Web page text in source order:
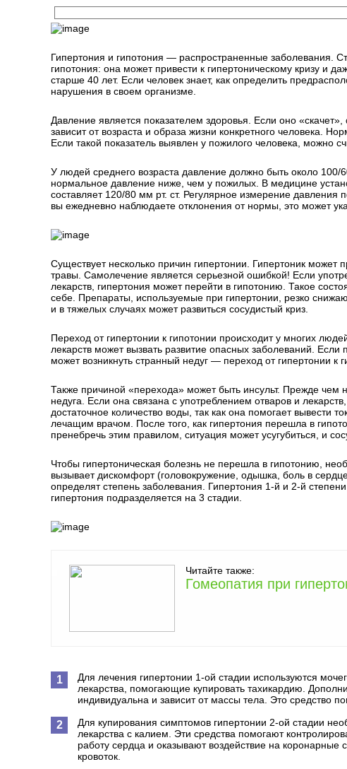
Гипертония и гипотония — распространенные заболевания.
гипотония: она может привести к гипертоническому кризу и
старше 40 лет. Если человек знает, как определить
нарушения в своем организме.
Давление является показателем здоровья. Если оно
зависит от возраста и образа жизни конкретного человека.
Если такой показатель выявлен у пожилого человека, можно
У людей среднего возраста давление должно быть около
нормальное давление ниже, чем у пожилых. В медицине
составляет 120/80 мм рт. ст. Регулярное измерение
вы ежедневно наблюдаете отклонения от нормы, это может
Существует несколько причин гипертонии. Гипертоник
травы. Самолечение является серьезной ошибкой! Если
лекарств, гипертония может перейти в гипотонию. Такое
себе. Препараты, используемые при гипертонии, резко
и в тяжелых случаях может развиться сосудистый криз.
Переход от гипертонии к гипотонии происходит у многих
лекарств может вызвать развитие опасных заболеваний.
может возникнуть странный недуг — переход от гипертонии к
Также причиной «перехода» может быть инсульт. Прежде чем
недуга. Если она связана с употреблением отваров и
достаточное количество воды, так как она помогает
лечащим врачом. После того, как гипертония перешла в
пренебречь этим правилом, ситуация может усугубиться, и
Чтобы гипертоническая болезнь не перешла в гипотонию,
вызывает дискомфорт (головокружение, одышка, боль в
определят степень заболевания. Гипертония 1-й и 2-й
гипертония подразделяется на 3 стадии.
Читайте также:
Гомеопатия при
Для лечения гипертонии 1-ой стадии используются
лекарства, помогающие купировать тахикардию.
индивидуальна и зависит от массы тела. Это средство
Для купирования симптомов гипертонии 2-ой стадии
лекарства с калием. Эти средства помогают
работу сердца и оказывают воздействие на
кровоток.